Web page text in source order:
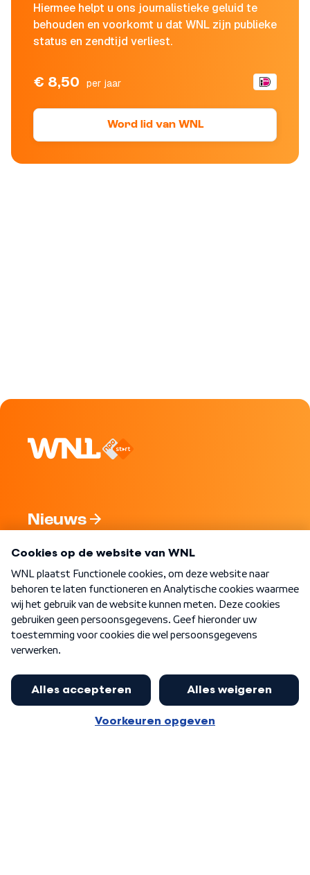
Hiermee helpt u ons journalistieke geluid te
behouden en voorkomt u dat WNL zijn publieke
status en zendtijd verliest.
€ 8,50 per jaar
Word lid van WNL
Nieuws
Nieuwsbrief
Word Lid